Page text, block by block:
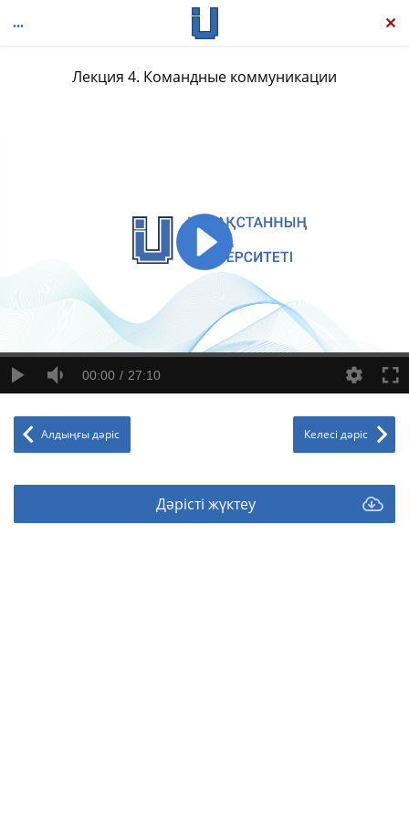
Лекция 4. Командные коммуникации
00:00 27:10
Алдыңғы дәріс Келесі дәріс
Дәрісті жүктеу